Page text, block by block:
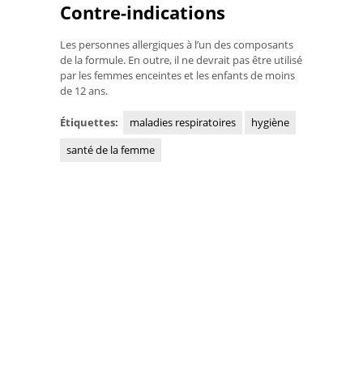
Contre-indications
Les personnes allergiques à l’un des composants
de la formule. En outre, il ne devrait pas être utilisé
par les femmes enceintes et les enfants de moins
de 12 ans.
Étiquettes: maladies respiratoires
hygiène
santé de la femme